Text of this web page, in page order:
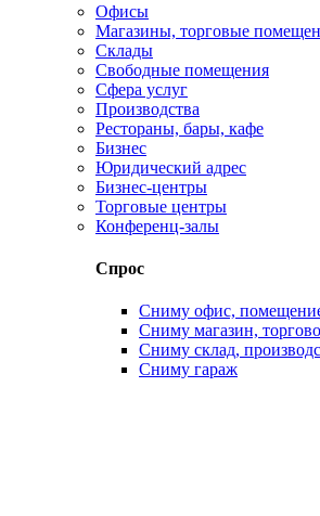
Офисы
Магазины, торговые
Склады
Свободные помещения
Сфера услуг
Производства
Рестораны, бары, кафе
Бизнес
Юридический адрес
Бизнес-центры
Торговые центры
Конференц-залы
Спрос
Сниму офис,
Сниму магазин,
Сниму склад,
Сниму гараж